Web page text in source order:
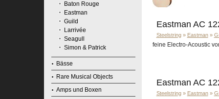
Baton Rouge
Eastman
Guild
Larrivée
Seagull
Simon & Patrick
Bässe
Rare Musical Objects
Amps und Boxen
Eastman AC
Steelstring» Eastman»
feine Electro-Acoustic
Eastman AC
Steelstring» Eastman»